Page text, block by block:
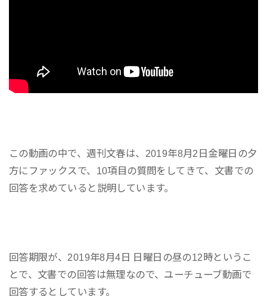
この動画の中で、週刊文春は、2019年8月2日金曜日の夕
方にファックスで、10項目の質問をしてきて、文書での
回答を求めていると説明しています。
回答期限が、2019年8月4日 日曜日の昼の12時というこ
とで、文書での回答は無理なので、ユーチューブ動画で
回答するとしています。